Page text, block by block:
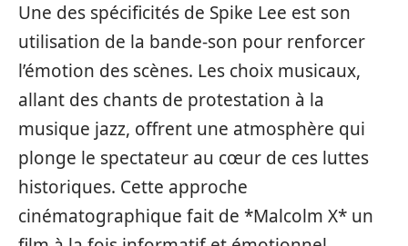
Une des spécificités de Spike Lee est son
utilisation de la bande-son pour renforcer
l’émotion des scènes. Les choix musicaux,
allant des chants de protestation à la
musique jazz, offrent une atmosphère qui
plonge le spectateur au cœur de ces luttes
historiques. Cette approche
cinématographique fait de *Malcolm X* un